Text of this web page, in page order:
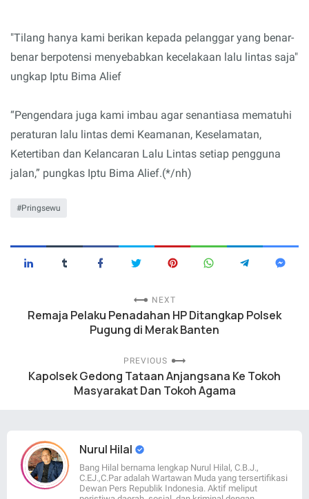
"Tilang hanya kami berikan kepada pelanggar yang benar-
benar berpotensi menyebabkan kecelakaan lalu lintas saja"
ungkap Iptu Bima Alief
“Pengendara juga kami imbau agar senantiasa mematuhi
peraturan lalu lintas demi Keamanan, Keselamatan,
Ketertiban dan Kelancaran Lalu Lintas setiap pengguna
jalan,” pungkas Iptu Bima Alief.(*/nh)
Pringsewu
NEXT
Remaja Pelaku Penadahan HP Ditangkap Polsek
Pugung di Merak Banten
PREVIOUS
Kapolsek Gedong Tataan Anjangsana Ke Tokoh
Masyarakat Dan Tokoh Agama
Nurul Hilal
Bang Hilal bernama lengkap Nurul Hilal, C.B.J.,
C.EJ.,C.Par adalah Wartawan Muda yang tersertifikasi
Dewan Pers Republik Indonesia. Aktif meliput